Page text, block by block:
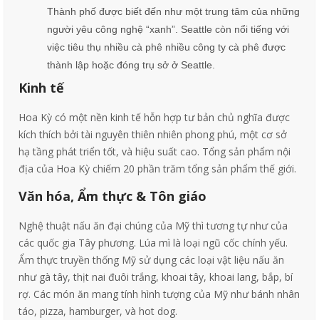
Thành phố được biết đến như một trung tâm của những
người yêu công nghệ “xanh”. Seattle còn nổi tiếng với
việc tiêu thụ nhiều cà phê nhiều công ty cà phê được
thành lập hoặc đóng trụ sở ở Seattle.
Kinh tế
Hoa Kỳ có một nền kinh tế hỗn hợp tư bản chủ nghĩa được
kích thích bởi tài nguyên thiên nhiên phong phú, một cơ sở
hạ tầng phát triển tốt, và hiệu suất cao. Tổng sản phẩm nội
địa của Hoa Kỳ chiếm 20 phần trăm tổng sản phẩm thế giới.
Văn hóa, Ẩm thực & Tôn giáo
Nghệ thuật nấu ăn đại chúng của Mỹ thì tương tự như của
các quốc gia Tây phương. Lúa mì là loại ngũ cốc chính yếu.
Ẩm thực truyền thống Mỹ sử dụng các loại vật liệu nấu ăn
như gà tây, thịt nai đuôi trắng, khoai tây, khoai lang, bắp, bí
rợ. Các món ăn mang tính hình tượng của Mỹ như bánh nhân
táo, pizza, hamburger, và hot dog.